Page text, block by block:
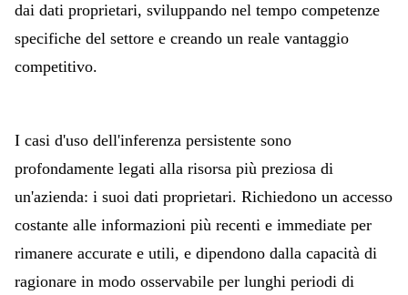
dai dati proprietari, sviluppando nel tempo competenze
specifiche del settore e creando un reale vantaggio
competitivo.
I casi d'uso dell'inferenza persistente sono
profondamente legati alla risorsa più preziosa di
un'azienda: i suoi dati proprietari. Richiedono un accesso
costante alle informazioni più recenti e immediate per
rimanere accurate e utili, e dipendono dalla capacità di
ragionare in modo osservabile per lunghi periodi di